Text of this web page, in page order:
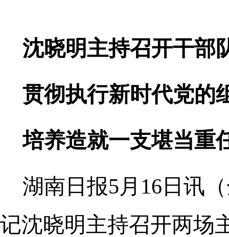
沈晓明主持召开干部
贯彻执行新时代党的
培养造就一支堪当重
湖南日报5月16日讯
记沈晓明主持召开两场